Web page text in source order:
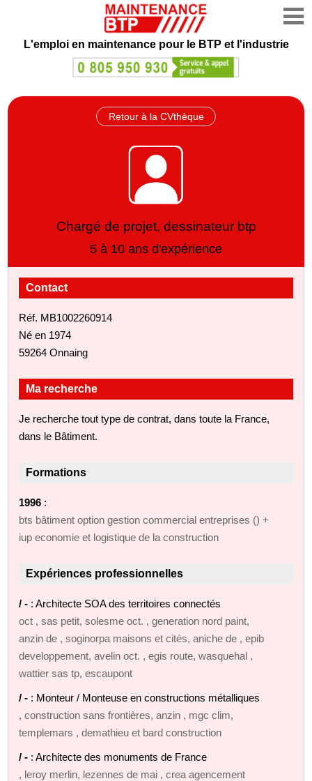
L'emploi en maintenance pour le BTP et l'industrie
Retour à la CVthèque
Chargé de projet, dessinateur btp
5 à 10 ans d'expérience
Contact
Réf. MB1002260914
Né en 1974
59264 Onnaing
Ma recherche
Je recherche tout type de contrat, dans toute la France,
dans le Bâtiment.
Formations
1996 :
bts bâtiment option gestion commercial entreprises () +
iup economie et logistique de la construction
Expériences professionnelles
/ - : Architecte SOA des territoires connectés
oct , sas petit, solesme oct. , generation nord paint,
anzin de , soginorpa maisons et cités, aniche de , epib
developpement, avelin oct. , egis route, wasquehal ,
wattier sas tp, escaupont
/ - : Monteur / Monteuse en constructions métalliques
, construction sans frontières, anzin , mgc clim,
templemars , demathieu et bard construction
/ - : Architecte des monuments de France
, leroy merlin, lezennes de mai , crea agencement